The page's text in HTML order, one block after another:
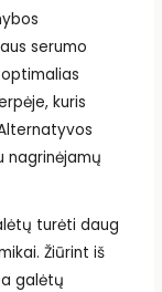
serumo
kuris
nagrinėjamų
turėti daug
Žiūrint iš
galėtų